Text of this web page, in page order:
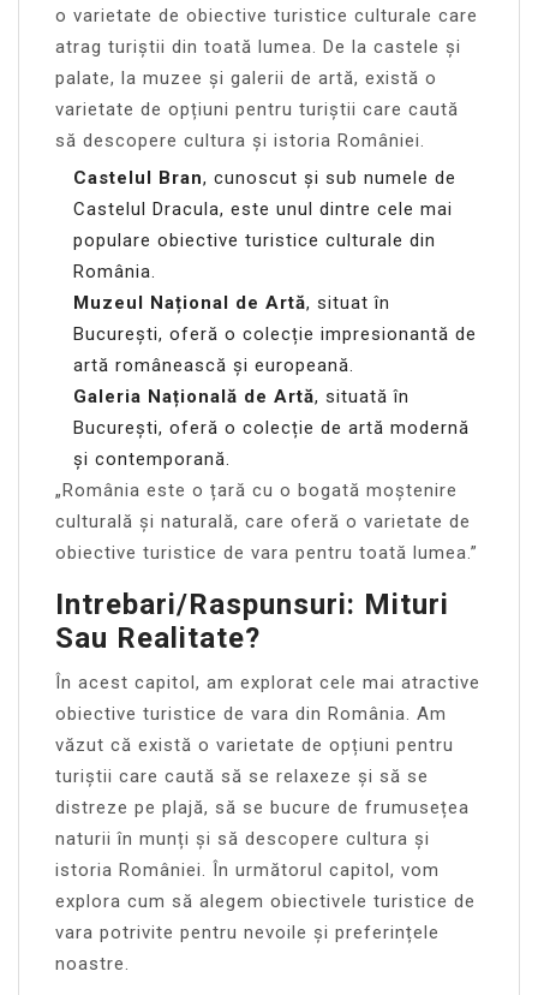
o varietate de obiective turistice culturale care
atrag turiștii din toată lumea. De la castele și
palate, la muzee și galerii de artă, există o
varietate de opțiuni pentru turiștii care caută
să descopere cultura și istoria României.
Castelul Bran, cunoscut și sub numele de
Castelul Dracula, este unul dintre cele mai
populare obiective turistice culturale din
România.
Muzeul Național de Artă, situat în
București, oferă o colecție impresionantă de
artă românească și europeană.
Galeria Națională de Artă, situată în
București, oferă o colecție de artă modernă
și contemporană.
„România este o țară cu o bogată moștenire
culturală și naturală, care oferă o varietate de
obiective turistice de vara pentru toată lumea.”
Intrebari/Raspunsuri: Mituri
Sau Realitate?
În acest capitol, am explorat cele mai atractive
obiective turistice de vara din România. Am
văzut că există o varietate de opțiuni pentru
turiștii care caută să se relaxeze și să se
distreze pe plajă, să se bucure de frumusețea
naturii în munți și să descopere cultura și
istoria României. În următorul capitol, vom
explora cum să alegem obiectivele turistice de
vara potrivite pentru nevoile și preferințele
noastre.